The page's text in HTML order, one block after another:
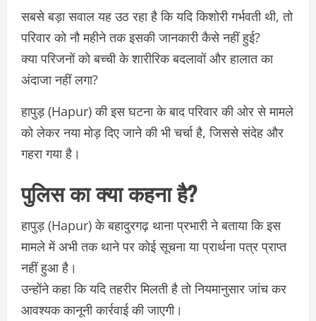
सबसे बड़ा सवाल यह उठ रहा है कि यदि किशोरी गर्भवती थी, तो
परिवार को नौ महीने तक इसकी जानकारी कैसे नहीं हुई?
क्या परिजनों को बच्ची के शारीरिक बदलावों और हालात का
अंदाजा नहीं लगा?
हापुड़ (Hapur) की इस घटना के बाद परिवार की ओर से मामले
को लेकर नया मोड़ दिए जाने की भी चर्चा है, जिससे संदेह और
गहरा गया है।
पुलिस का क्या कहना है?
हापुड़ (Hapur) के बहादुरगढ़ थाना प्रभारी ने बताया कि इस
मामले में अभी तक थाने पर कोई सूचना या प्रार्थना पत्र प्राप्त
नहीं हुआ है।
उन्होंने कहा कि यदि तहरीर मिलती है तो नियमानुसार जांच कर
आवश्यक कानूनी कार्रवाई की जाएगी।